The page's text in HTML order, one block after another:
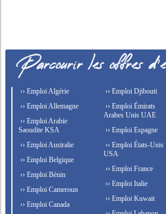
›› Emploi Algérie
›› Emploi Allemagne
›› Emploi Arabie
Saoudite KSA
›› Emploi Australie
›› Emploi Belgique
›› Emploi Bénin
›› Emploi Cameroun
›› Emploi Canada
›› Emploi Djibouti
›› Emploi Émirats
Arabes Unis UAE
›› Emploi Espagne
›› Emploi États-Unis
USA
›› Emploi France
›› Emploi Italie
›› Emploi Kuwait